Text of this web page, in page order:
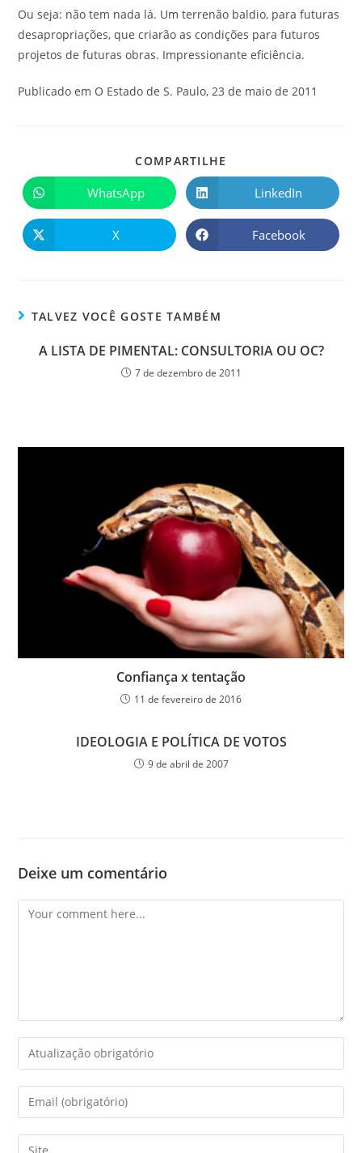
Ou seja: não tem nada lá. Um terrenão baldio, para futuras
desapropriações, que criarão as condições para futuros
projetos de futuras obras. Impressionante eficiência.
Publicado em O Estado de S. Paulo, 23 de maio de 2011
COMPARTILHE
WhatsApp LinkedIn
X Facebook
TALVEZ VOCÊ GOSTE TAMBÉM
A LISTA DE PIMENTAL: CONSULTORIA OU OC?
7 de dezembro de 2011
Confiança x tentação
11 de fevereiro de 2016
IDEOLOGIA E POLÍTICA DE VOTOS
9 de abril de 2007
Deixe um comentário